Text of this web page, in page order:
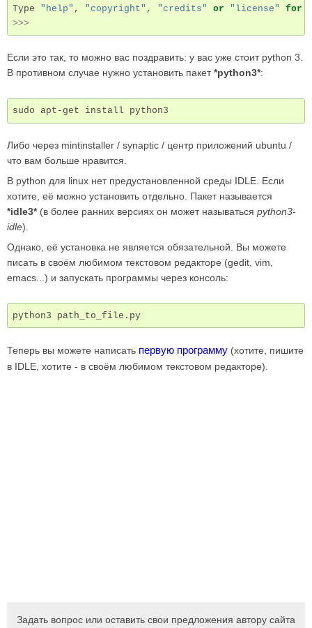
Type
"help" , "copyright" , "credits" or "license" for
>>>
Если это так, то можно вас поздравить: у вас уже стоит python 3.
В противном случае нужно установить пакет*python3*:
sudo apt-get install
Либо через mintinstaller / synaptic / центр приложений ubuntu /
что вам больше нравится.
В python для linux нет предустановленной среды IDLE. Если
хотите, её можно установить отдельно. Пакет называется
*idle3*(в более ранних версиях он может называтьсяpython3-
idle).
Однако, её установка не является обязательной. Вы можете
писать в своём любимом текстовом редакторе (gedit, vim,
emacs...) и запускать программы через консоль:
python3 path_to_file.py
Теперь вы можете написать первую программу (хотите, пишите
в IDLE, хотите - в своём любимом текстовом редакторе).
Задать вопрос или оставить свои предложения автору сайта